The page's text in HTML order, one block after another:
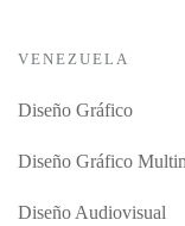
VENEZUELA
Diseño Gráfico
Diseño Gráfico
Diseño Audiovisual